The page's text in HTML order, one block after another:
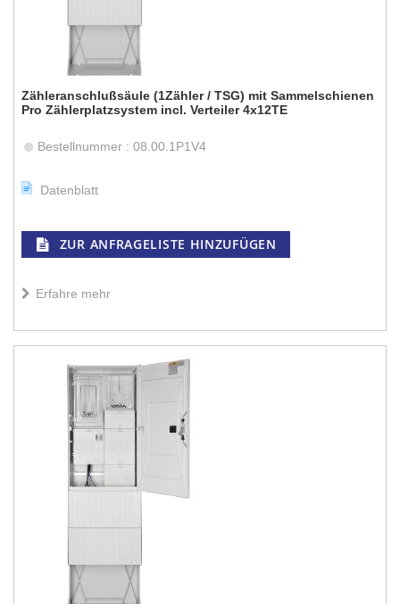
Zähleranschlußsäule (1Zähler / TSG) mit Sammelschienen
Pro Zählerplatzsystem incl. Verteiler 4x12TE
Bestellnummer : 08.00.1P1V4
Datenblatt
ZUR ANFRAGELISTE HINZUFÜGEN
Erfahre mehr